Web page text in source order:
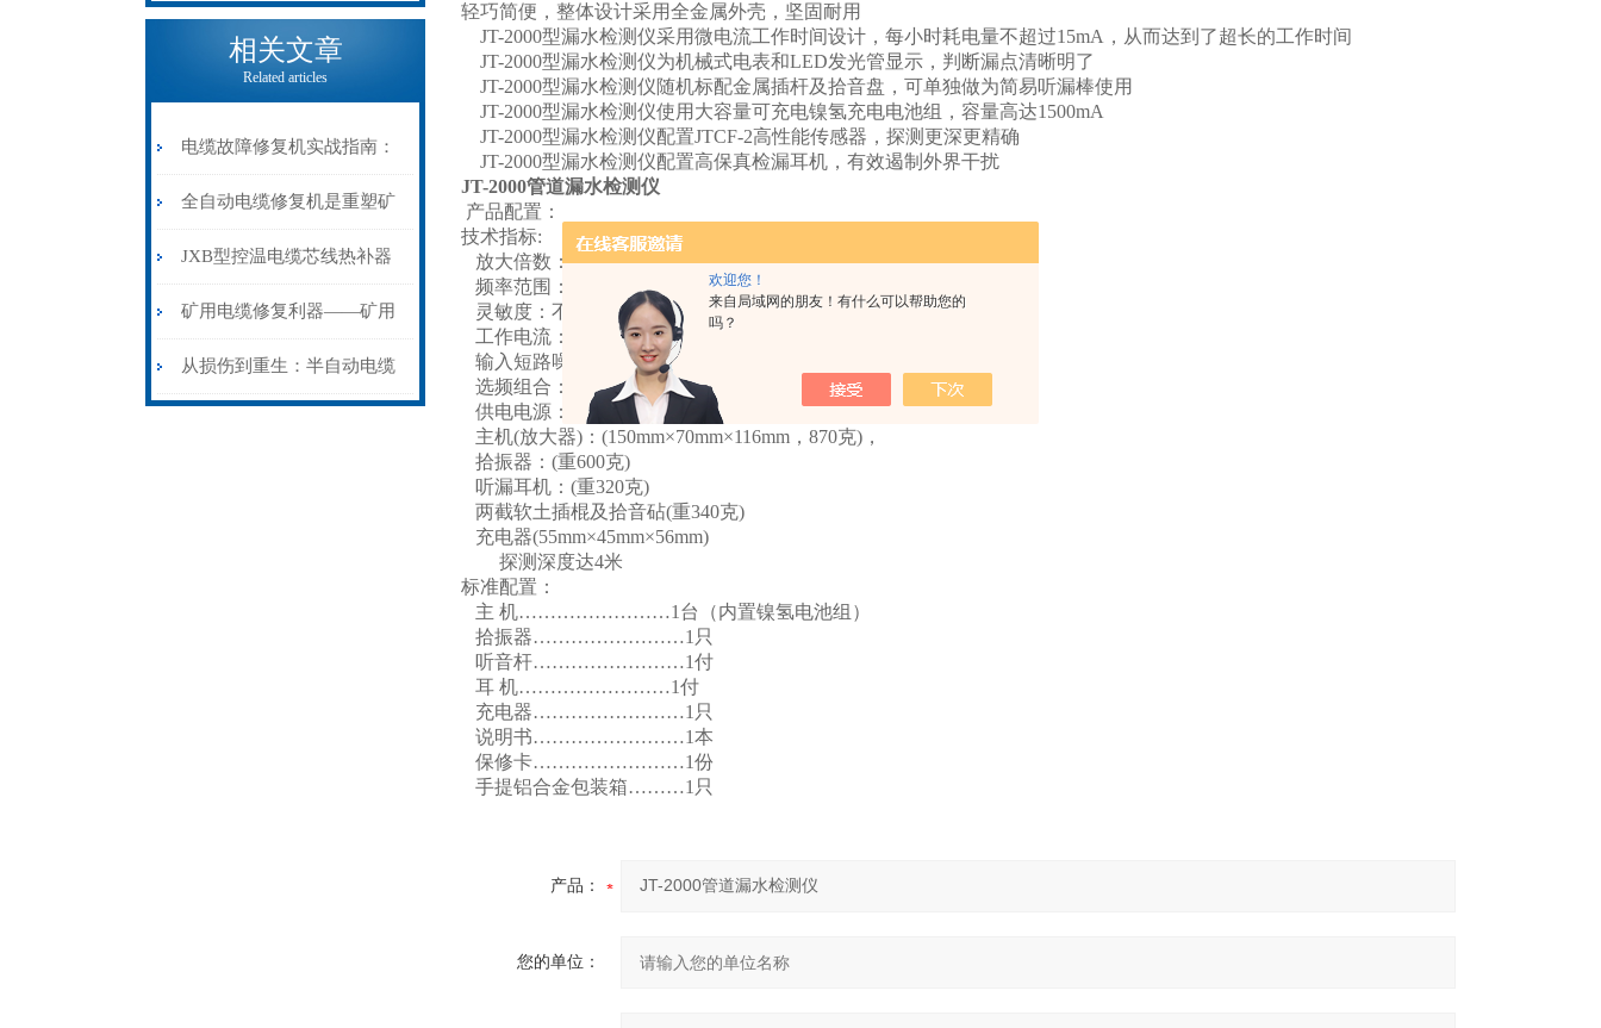
欢迎您！
来自局域网的朋友！有什么可以帮助您的
吗？
电缆热补机的核心价值
相关文章
Related articles
电缆故障修复机实战指南：
从“盲测”到“精确定点”的三
步作业法
全自动电缆修复机是重塑矿
山电力动脉的“智能外科医
生”
JXB型控温电缆芯线热补器
安装与接线：精准修复的工
艺基石
矿用电缆修复利器——矿用
电缆热补机智能控温，安全
从损伤到重生：半自动电缆
轻巧简便，整体设计采用全金属外壳，坚固耐用
JT-2000型漏水检测仪采用微电流工作时间设计，每小时耗电量不超过15mA，从而达到了超长的工作时间
JT-2000型漏水检测仪为机械式电表和LED发光管显示，判断漏点清晰明了
JT-2000型漏水检测仪随机标配金属插杆及拾音盘，可单独做为简易听漏棒使用
JT-2000型漏水检测仪使用大容量可充电镍氢充电电池组，容量高达1500mA
JT-2000型漏水检测仪配置JTCF-2高性能传感器，探测更深更精确
JT-2000型漏水检测仪配置高保真检漏耳机，有效遏制外界干扰
JT-2000管道漏水检测仪
产品配置：
技术指标:
放大倍数：100~1000倍并连续可调
频率范围：100～2000 Hz
灵敏度：不小于1000μV/g
工作电流：不大于15MA
输入短路噪声：不大于2μV
选频组合：16种选频方式
供电电源：1500mAh镍氢充电电池组
主机(放大器)：(150mm×70mm×116mm，870克)，
拾振器：(重600克)
听漏耳机：(重320克)
两截软土插棍及拾音砧(重340克)
充电器(55mm×45mm×56mm)
探测深度达4米
标准配置：
主 机……………………1台（内置镍氢电池组）
拾振器……………………1只
听音杆……………………1付
耳 机……………………1付
充电器……………………1只
说明书……………………1本
保修卡……………………1份
手提铝合金包装箱………1只
产品：
您的单位：